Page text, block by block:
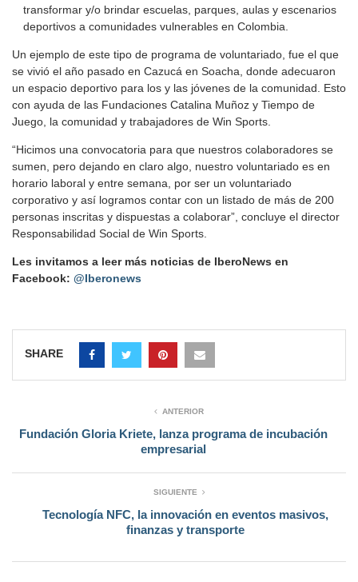
transformar y/o brindar escuelas, parques, aulas y escenarios
deportivos a comunidades vulnerables en Colombia.
Un ejemplo de este tipo de programa de voluntariado, fue el que
se vivió el año pasado en Cazucá en Soacha, donde adecuaron
un espacio deportivo para los y las jóvenes de la comunidad. Esto
con ayuda de las Fundaciones Catalina Muñoz y Tiempo de
Juego, la comunidad y trabajadores de Win Sports.
“Hicimos una convocatoria para que nuestros colaboradores se
sumen, pero dejando en claro algo, nuestro voluntariado es en
horario laboral y entre semana, por ser un voluntariado
corporativo y así logramos contar con un listado de más de 200
personas inscritas y dispuestas a colaborar”, concluye el director
Responsabilidad Social de Win Sports.
Les invitamos a leer más noticias de IberoNews en
Facebook: @Iberonews
SHARE
ANTERIOR
Fundación Gloria Kriete, lanza programa de incubación
empresarial
SIGUIENTE
Tecnología NFC, la innovación en eventos masivos,
finanzas y transporte